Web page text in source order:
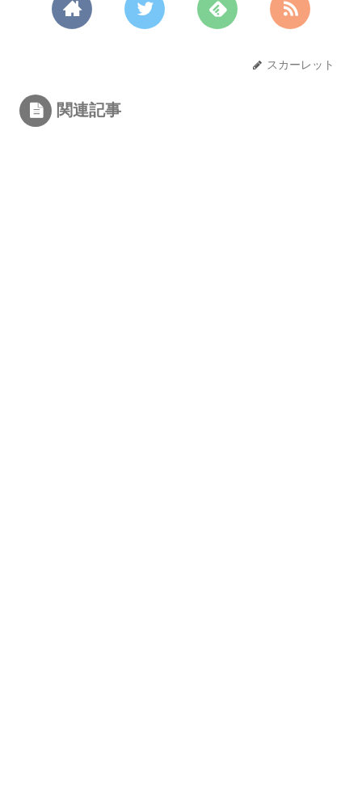
スカーレット
関連記事